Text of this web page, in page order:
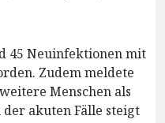
45 Neuinfektionen mit
Zudem meldete
Menschen als
der akuten Fälle steigt